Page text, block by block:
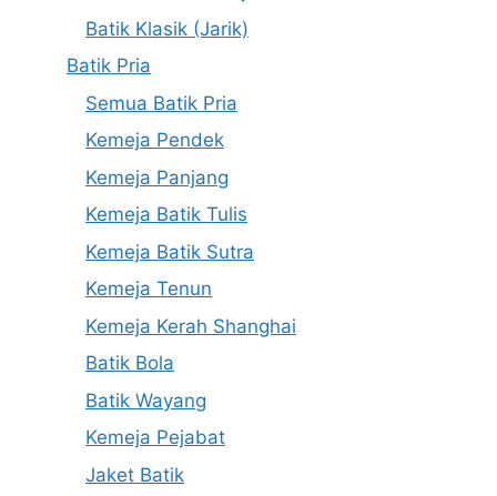
Batik Klasik (Jarik)
Batik Pria
Semua Batik Pria
Kemeja Pendek
Kemeja Panjang
Kemeja Batik Tulis
Kemeja Batik Sutra
Kemeja Tenun
Kemeja Kerah Shanghai
Batik Bola
Batik Wayang
Kemeja Pejabat
Jaket Batik